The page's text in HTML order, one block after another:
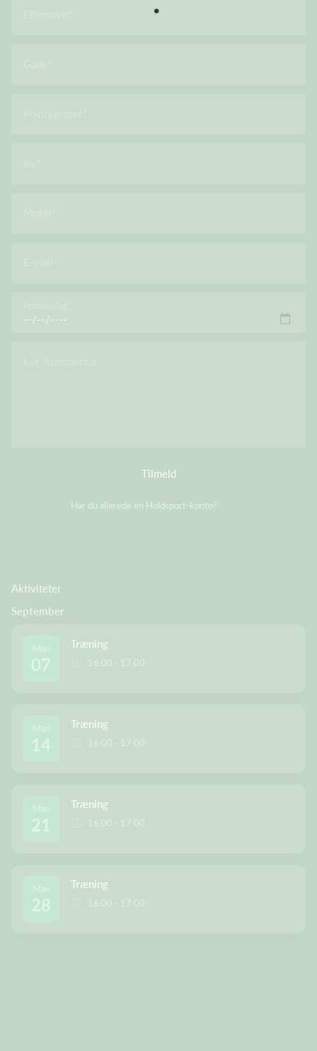
Tilmeld
Har du allerede en Holdsport-konto?
Aktiviteter
September
Man
07
Træning
16:00 - 17:00
Man
14
Træning
16:00 - 17:00
Man
21
Træning
16:00 - 17:00
Man
28
Træning
16:00 - 17:00